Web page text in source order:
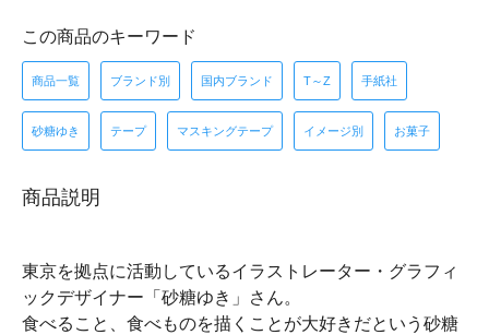
この商品のキーワード
商品一覧 ブランド別 国内ブランド T～Z 手紙社
砂糖ゆき テープ マスキングテープ イメージ別 お菓子
商品説明
東京を拠点に活動しているイラストレーター・グラフィ
ックデザイナー「砂糖ゆき」さん。
食べること、食べものを描くことが大好きだという砂糖